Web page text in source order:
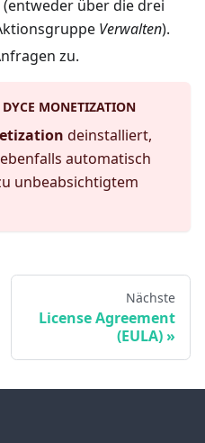
(entweder über die drei
Verwalten).
zu.
MONETIZATION
deinstalliert,
ebenfalls automatisch
unbeabsichtigtem
Nächste
License Agreement
(EULA)